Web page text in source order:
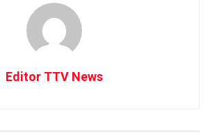
Editor TTV News